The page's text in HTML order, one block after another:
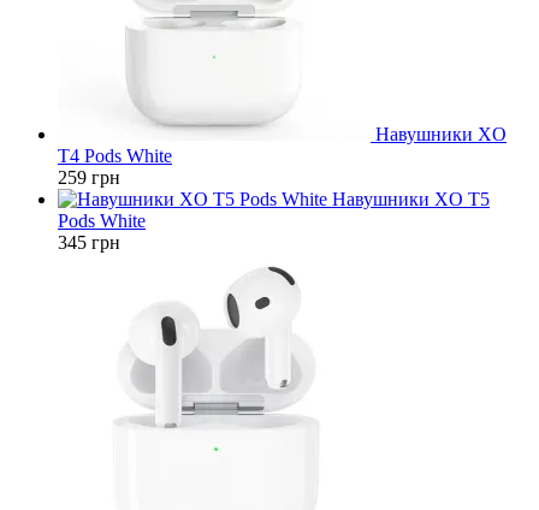
Навушники XO
T4 Pods White
259 грн
Навушники XO T5
Pods White
345 грн